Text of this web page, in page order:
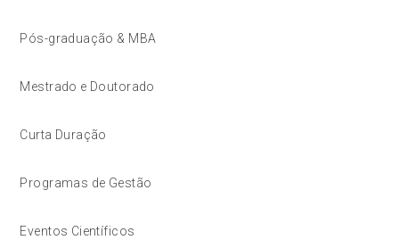
Pós-graduação & MBA
Mestrado e Doutorado
Curta Duração
Programas de Gestão
Eventos Científicos